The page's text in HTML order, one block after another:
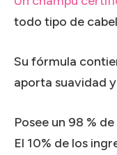
todo tipo de
Su fórmula
aporta suavidad
Posee un 98 %
El 10% de los